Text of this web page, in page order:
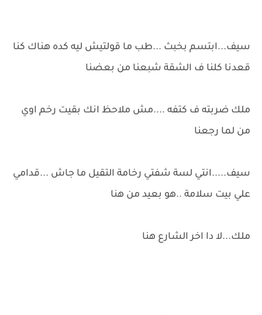
سيف...ابتسم بخبث ...طب ما قولتيش ليه كده هناك كنا
قعدنا كلنا ف الشقة شبعنا من بعضنا
ملك ضربته ف كتفه ....مش ملاحظ انك بقيت رخم اوي
من لما رجعنا
سيف.....انتي لسة شفتي رخامة التقيل ما جاش ...قدامي
علي بيت سلامة ..هو بعيد من هنا
ملك...لا دا اخر الشارع هنا